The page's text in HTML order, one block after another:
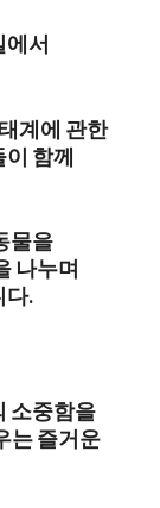
에서
계에 관한
함께
물을
나누며
다.
소중함을
는 즐거운